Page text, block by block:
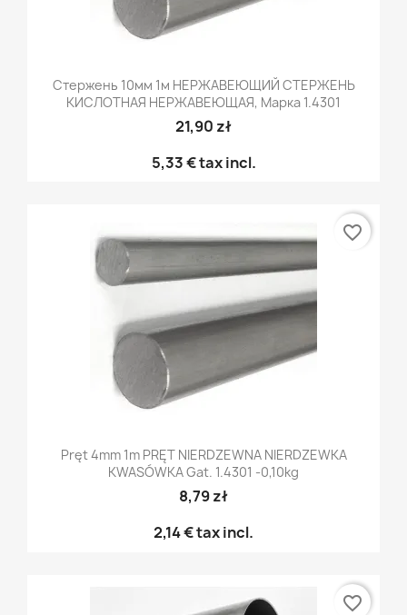
Стержень 10мм 1м НЕРЖАВЕЮЩИЙ СТЕРЖЕНЬ
КИСЛОТНАЯ НЕРЖАВЕЮЩАЯ, Марка 1.4301
21,90 zł
5,33 €tax incl.
Pręt 4mm 1m PRĘT NIERDZEWNA NIERDZEWKA
KWASÓWKA Gat. 1.4301 -0,10kg
8,79 zł
2,14 €tax incl.
favorite_border
favorite_border